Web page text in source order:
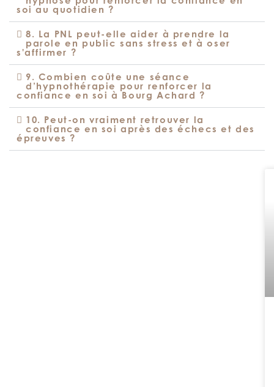
soi au quotidien ?
8. La PNL peut-elle aider à prendre la
parole en public sans stress et à oser
s'affirmer ?
9. Combien coûte une séance
d’hypnothérapie pour renforcer la
confiance en soi à Bourg Achard ?
10. Peut-on vraiment retrouver la
confiance en soi après des échecs et des
épreuves ?